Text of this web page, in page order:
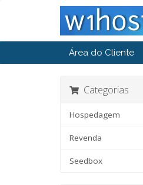
Área do Cliente
Categorias
Hospedagem
Revenda
Seedbox